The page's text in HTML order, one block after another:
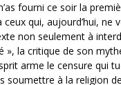
fourni ce soir la
qui, aujourd’hui, ne
non seulement à
», la critique de son
arme le censure qui
soumettre à la religion